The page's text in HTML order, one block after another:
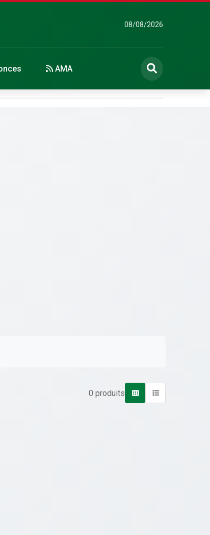
08/08/2026
AMA
0 produits